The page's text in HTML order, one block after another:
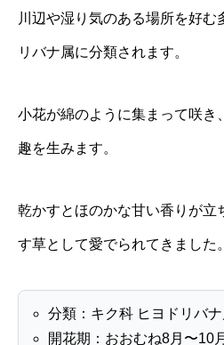
川辺や湿り気のある場所を好む
リバナ属に分類されます。
小花が綿のように集まって咲き
趣を生みます。
乾かすとほのかな甘い香りが立
す草として愛でられてきました。
分類：キク科 ヒヨドリバナ
開花期：おおむね8月〜10月